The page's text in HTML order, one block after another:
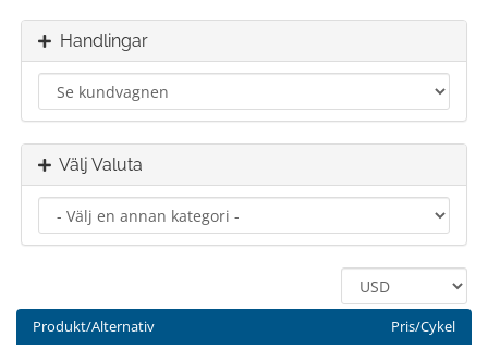
Handlingar
Välj Valuta
Produkt/Alternativ Pris/Cykel